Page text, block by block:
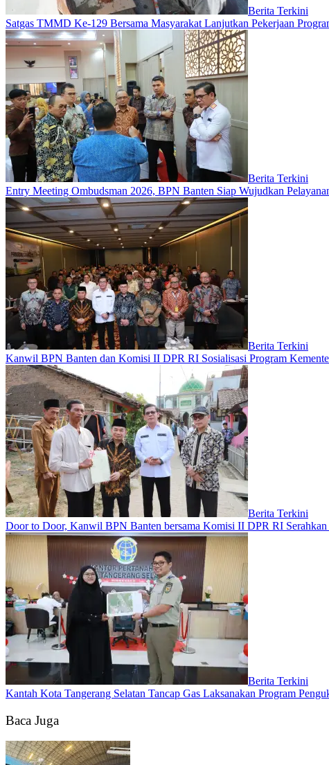
Berita Terkini
Satgas TMMD Ke-129 Bersama Masyarakat Lanjutkan Pekerjaan
Berita Terkini
Entry Meeting Ombudsman 2026, BPN Banten Siap Wujudkan
Berita Terkini
Kanwil BPN Banten dan Komisi II DPR RI Sosialisasi Program
Berita Terkini
Door to Door, Kanwil BPN Banten bersama Komisi II DPR RI Serahkan
Berita Terkini
Kantah Kota Tangerang Selatan Tancap Gas Laksanakan Program
Baca Juga